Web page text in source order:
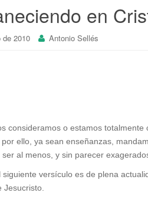
en
de 2010 Antonio Sellés
consideramos o estamos
ello, ya sean enseñanzas,
al menos, y sin parecer
siguiente versículo es de plena
Jesucristo.